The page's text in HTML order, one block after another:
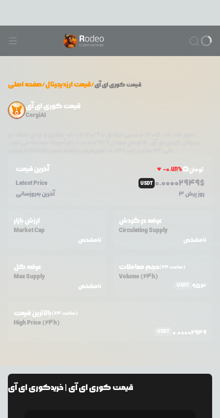
صفحه اصلی/قیمت ارزدیجیتال/ قیمتکوری ای آی
قیمت کوری ای آی
CorgiAI
آخرین قیمت -0.78%5تومان
Latest Price
USDT 0.00002949$
آخرین به‌روزسانی 3 روز پیش
ارزش بازار
Market Cap
نامشخص
عرضه در گردش
Circulating Supply
نامشخص
عرضه کل
Max Supply
نامشخص
حجم معاملات (24 ساعت)
Volume (24h)
USDT 953
بالاترین قیمت (24 ساعت)
High Price (24h)
USDT 0.00002949
قیمتکوری ای آی | خریدکوری ای آی